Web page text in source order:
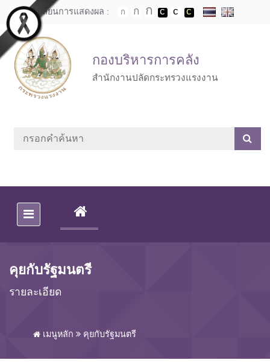
Skip to main content
เปลี่ยนการแสดงผล :
กองบริหารการคลัง
สำนักงานปลัดกระทรวงแรงงาน
(CURRENT)
คุยกับรัฐมนตรี
รายละเอียด
เมนูหลัก คุยกับรัฐมนตรี